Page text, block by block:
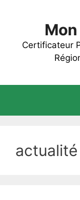
Certificateur
actualité